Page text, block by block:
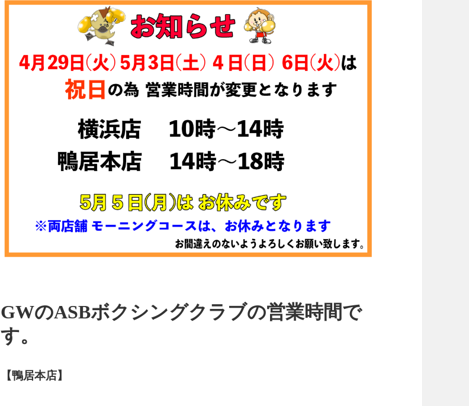
GWのASBボクシングクラブの営業時間で
す。
【鴨居本店】